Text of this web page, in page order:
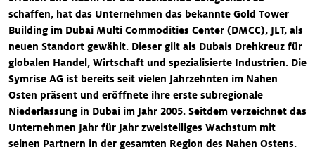
schaffen, hat das Unternehmen das bekannte Gold Tower
Building im Dubai Multi Commodities Center (DMCC), JLT, als
neuen Standort gewählt. Dieser gilt als Dubais Drehkreuz für
globalen Handel, Wirtschaft und spezialisierte Industrien. Die
Symrise AG ist bereits seit vielen Jahrzehnten im Nahen
Osten präsent und eröffnete ihre erste subregionale
Niederlassung in Dubai im Jahr 2005. Seitdem verzeichnet das
Unternehmen Jahr für Jahr zweistelliges Wachstum mit
seinen Partnern in der gesamten Region des Nahen Ostens.